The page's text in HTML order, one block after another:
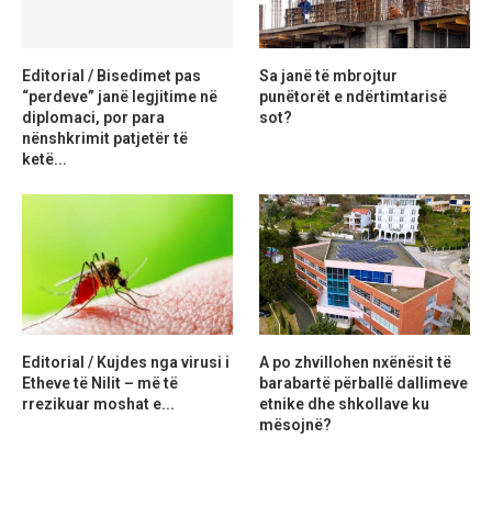
Editorial / Bisedimet pas
“perdeve” janë legjitime në
diplomaci, por para
nënshkrimit patjetër të
ketë...
Sa janë të mbrojtur
punëtorët e ndërtimtarisë
sot?
Editorial / Kujdes nga virusi i
Etheve të Nilit – më të
rrezikuar moshat e...
A po zhvillohen nxënësit të
barabartë përballë dallimeve
etnike dhe shkollave ku
mësojnë?